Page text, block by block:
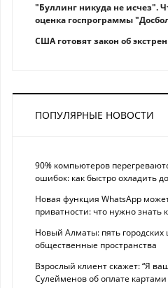
"Буллинг никуда не исчез".
оценка госпрограммы
США готовят закон об
ПОПУЛЯРНЫЕ НОВОСТИ
90% компьютеров
ошибок: как быстро охладить
Новая функция WhatsApp
приватности: что нужно знать
Новый Алматы: пять
общественные пространства
Взрослый клиент скажет: “Я
Сулейменов об оплате картами